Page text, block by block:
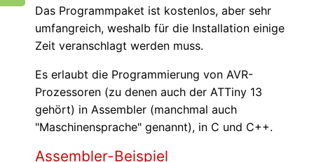
Das Programmpaket ist kostenlos, aber sehr
umfangreich, weshalb für die Installation einige
Zeit veranschlagt werden muss.
Es erlaubt die Programmierung von AVR-
Prozessoren (zu denen auch der ATTiny 13
gehört) in Assembler (manchmal auch
"Maschinensprache" genannt), in C und C++.
Assembler-Beispiel